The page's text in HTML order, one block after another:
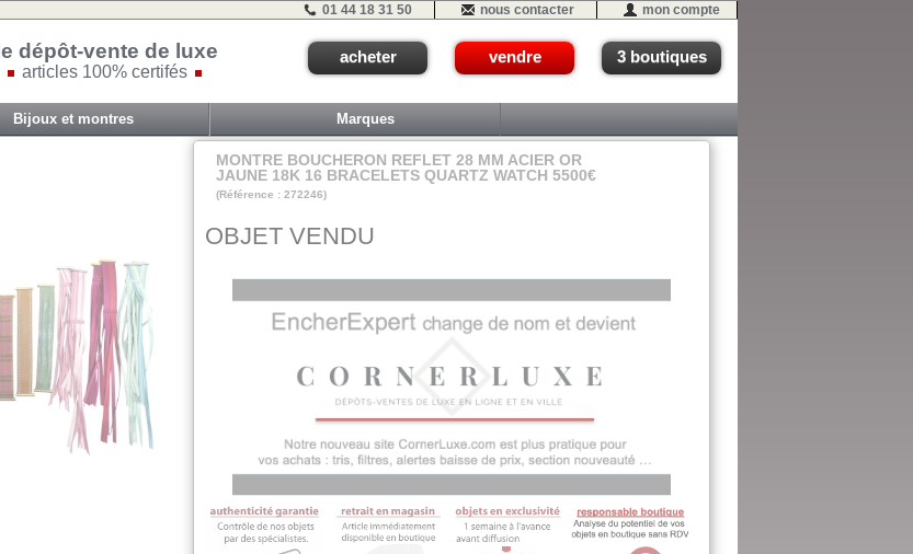
01 44 18 31 50 nous contacter mon compte
le dépôt-vente de luxe
articles 100% certifés
acheter vendre 3 boutiques
Bijoux et montres Marques
MONTRE BOUCHERON REFLET 28 MM ACIER OR
JAUNE 18K 16 BRACELETS QUARTZ WATCH 5500€
(Référence : 272246)
OBJET VENDU